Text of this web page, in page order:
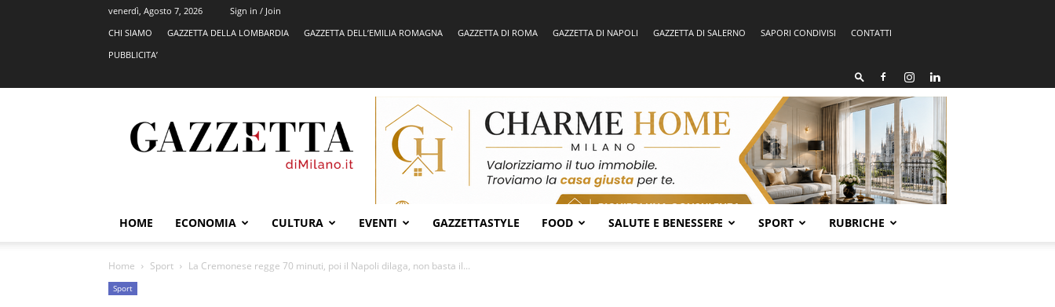
venerdì, Agosto 7, 2026
Sign in / Join
CHI SIAMO
GAZZETTA DELLA LOMBARDIA GAZZETTA DELL’EMILIA ROMAGNA GAZZETTA DI ROMA GAZZETTA DI NAPOLI GAZZETTA DI SALERNO SAPORI CONDIVISI
CONTATTI
PUBBLICITA’
HOME ECONOMIA CULTURA EVENTI GAZZETTASTYLE FOOD SALUTE E BENESSERE SPORT RUBRICHE
Home Sport La Cremonese regge 70 minuti, poi il Napoli dilaga, non basta il...
Sport